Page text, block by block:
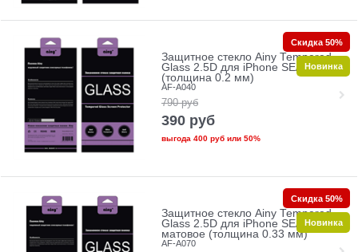
Защитное стекло Ainy Tempered
Glass 2.5D для iPhone SE/5/5c/5s
(толщина 0.2 мм)
AF-A040
790 руб
390 руб
выгода 400 рубили 50%
Скидка 50%
Новинка
Защитное стекло Ainy Tempered
Glass 2.5D для iPhone SE/5/5c/5s
матовое (толщина 0.33 мм)
AF-A070
Скидка 50%
Новинка